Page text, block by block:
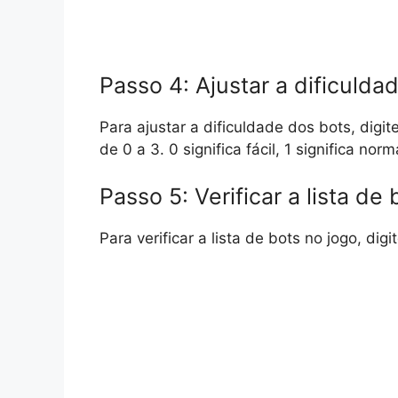
Passo 4: Ajustar a
Para ajustar a dificuldade dos bots,
de 0 a 3. 0 significa fácil, 1 significa
Passo 5: Verificar a lista de
Para verificar a lista de bots no jogo,